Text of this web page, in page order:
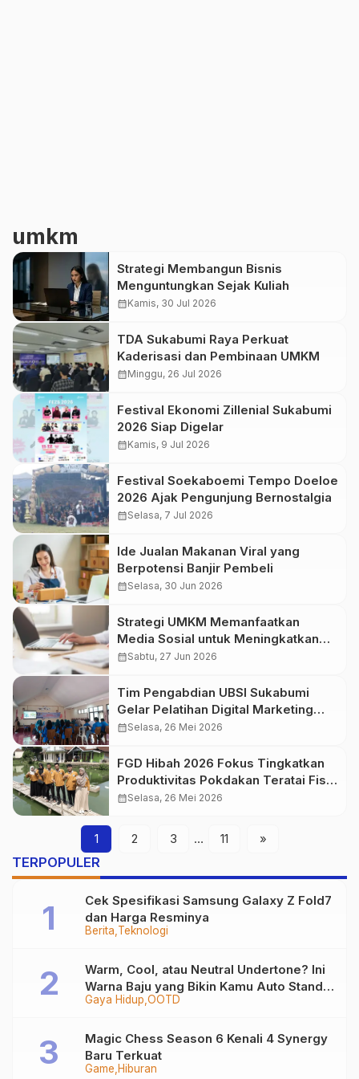
umkm
Strategi Membangun Bisnis
Menguntungkan Sejak Kuliah
calendar_monthKamis, 30 Jul 2026
TDA Sukabumi Raya Perkuat
Kaderisasi dan Pembinaan UMKM
calendar_monthMinggu, 26 Jul 2026
Festival Ekonomi Zillenial Sukabumi
2026 Siap Digelar
calendar_monthKamis, 9 Jul 2026
Festival Soekaboemi Tempo Doeloe
2026 Ajak Pengunjung Bernostalgia
calendar_monthSelasa, 7 Jul 2026
Ide Jualan Makanan Viral yang
Berpotensi Banjir Pembeli
calendar_monthSelasa, 30 Jun 2026
Strategi UMKM Memanfaatkan
Media Sosial untuk Meningkatkan
Penjualan, Omzet Bisa Naik!
calendar_monthSabtu, 27 Jun 2026
Tim Pengabdian UBSI Sukabumi
Gelar Pelatihan Digital Marketing
untuk Tingkatkan Daya Saing UMKM
calendar_monthSelasa, 26 Mei 2026
FGD Hibah 2026 Fokus Tingkatkan
Produktivitas Pokdakan Teratai Fish
Farm
calendar_monthSelasa, 26 Mei 2026
1 2 3 … 11 »
TERPOPULER
Berita Teknologi
Cek Spesifikasi Samsung Galaxy Z Fold7
dan Harga Resminya
Gaya Hidup OOTD
Warm, Cool, atau Neutral Undertone? Ini
Warna Baju yang Bikin Kamu Auto Stand
Out
Game Hiburan
Magic Chess Season 6 Kenali 4 Synergy
Baru Terkuat